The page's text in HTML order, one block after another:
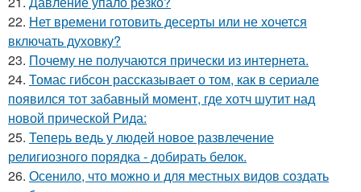
22. Нет времени готовить десерты или не хочется
включать духовку?
23. Почему не получаются прически из интернета.
24. Томас гибсон рассказывает о том, как в сериале
появился тот забавный момент, где хотч шутит над
новой прической Рида:
25. Теперь ведь у людей новое развлечение
религиозного порядка - добирать белок.
26. Осенило, что можно и для местных видов создать